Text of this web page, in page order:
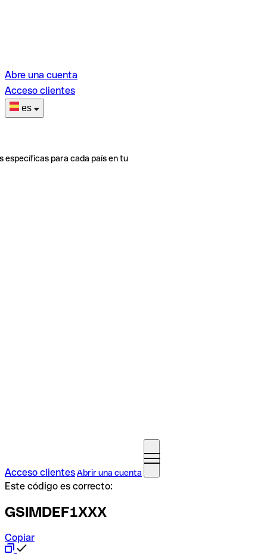
Abre una cuenta
Acceso clientes
es
específicas para cada país en tu
Acceso clientesAbrir una cuenta
Este código es correcto:
GSIMDEF1XXX
Copiar